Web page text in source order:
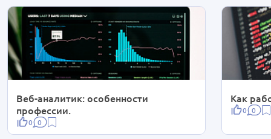
Веб-аналитик: особенности
профессии.
0 0
Как
0 0